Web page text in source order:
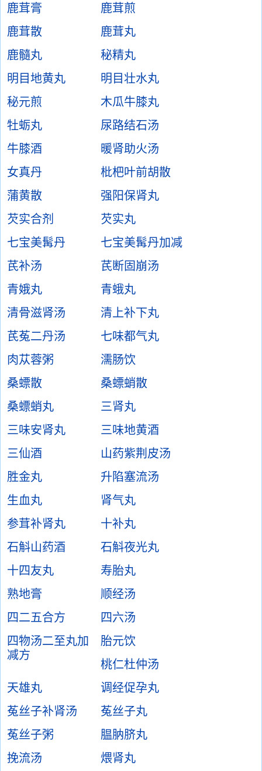
鹿茸膏
鹿茸煎
鹿茸散
鹿茸丸
鹿髓丸
秘精丸
明目地黄丸
明目壮水丸
秘元煎
木瓜牛膝丸
牡蛎丸
尿路结石汤
牛膝酒
暖肾助火汤
女真丹
枇杷叶前胡散
蒲黄散
强阳保肾丸
芡实合剂
芡实丸
七宝美髯丹
七宝美髯丹加减
芪补汤
芪断固崩汤
青娥丸
青蛾丸
清骨滋肾汤
清上补下丸
芪菟二丹汤
七味都气丸
肉苁蓉粥
濡肠饮
桑螵散
桑螵蛸散
桑螵蛸丸
三肾丸
三味安肾丸
三味地黄酒
三仙酒
山药紫荆皮汤
胜金丸
升陷塞流汤
生血丸
肾气丸
参茸补肾丸
十补丸
石斛山药酒
石斛夜光丸
十四友丸
寿胎丸
熟地膏
顺经汤
四二五合方
四六汤
四物汤二至丸加
减方
胎元饮
桃仁杜仲汤
天雄丸
调经促孕丸
菟丝子补肾汤
菟丝子丸
菟丝子粥
腽肭脐丸
挽流汤
煨肾丸